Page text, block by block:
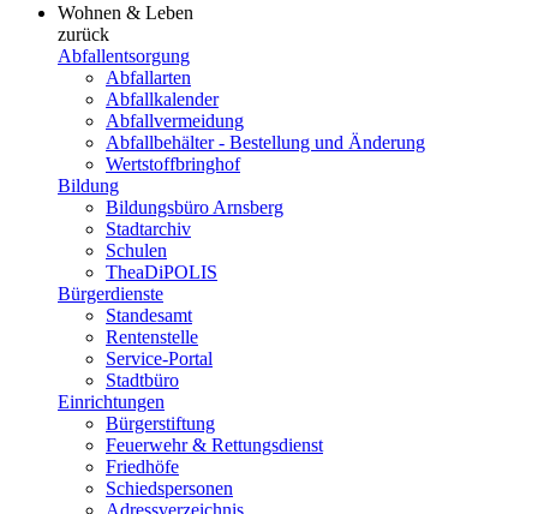
Wohnen & Leben
zurück
Abfallentsorgung
Abfallarten
Abfallkalender
Abfallvermeidung
Abfallbehälter - Bestellung und Änderung
Wertstoffbringhof
Bildung
Bildungsbüro Arnsberg
Stadtarchiv
Schulen
TheaDiPOLIS
Bürgerdienste
Standesamt
Rentenstelle
Service-Portal
Stadtbüro
Einrichtungen
Bürgerstiftung
Feuerwehr & Rettungsdienst
Friedhöfe
Schiedspersonen
Adressverzeichnis